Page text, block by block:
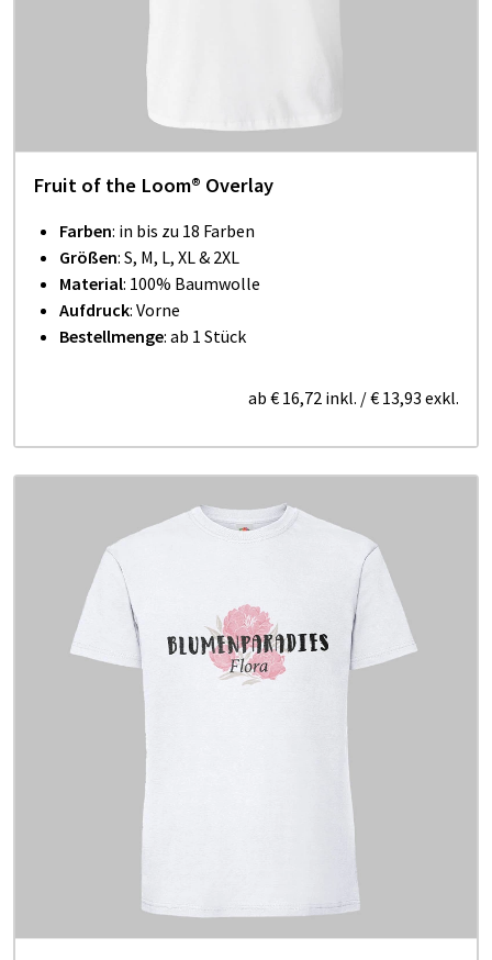
Fruit of the Loom® Overlay
Farben: in bis zu 18 Farben
Größen: S, M, L, XL & 2XL
Material: 100% Baumwolle
Aufdruck: Vorne
Bestellmenge: ab 1 Stück
ab € 16,72 inkl. /€ 13,93 exkl.